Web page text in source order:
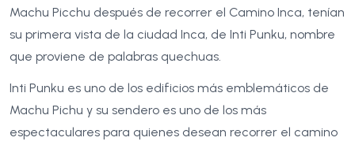
Machu Picchu después de recorrer el Camino Inca, tenían
su primera vista de la ciudad Inca, de Inti Punku, nombre
que proviene de palabras quechuas.
Inti Punku es uno de los edificios más emblemáticos de
Machu Pichu y su sendero es uno de los más
espectaculares para quienes desean recorrer el camino